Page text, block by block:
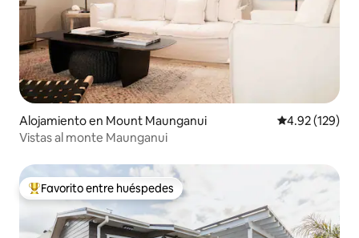
Alojamiento en Mount Maunganui Calificación
4.92 (129)
Vistas al monte Maunganui
Favorito entre huéspedes preferido
Favorito entre huéspedes